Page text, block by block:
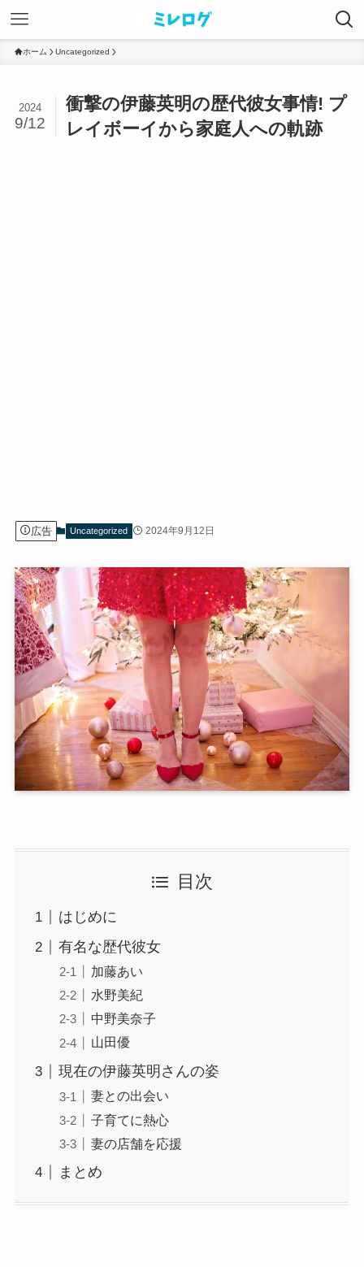
ホーム Uncategorized
衝撃の伊藤英明の歴代彼女事情! プ
レイボーイから家庭人への軌跡
2024
9/12
広告 Uncategorized 2024年9月12日
目次
はじめに
有名な歴代彼女
加藤あい
水野美紀
中野美奈子
山田優
現在の伊藤英明さんの姿
妻との出会い
子育てに熱心
妻の店舗を応援
まとめ